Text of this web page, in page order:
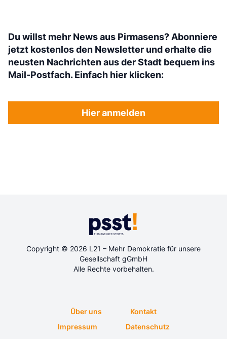
Du willst mehr News aus Pirmasens? Abonniere
jetzt kostenlos den Newsletter und erhalte die
neusten Nachrichten aus der Stadt bequem ins
Mail-Postfach. Einfach hier klicken:
Hier anmelden
Copyright © 2026 L21 – Mehr Demokratie für unsere
Gesellschaft gGmbH
Alle Rechte vorbehalten.
Über uns
Kontakt
Impressum
Datenschutz